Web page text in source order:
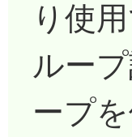
り使
ルー
ープ